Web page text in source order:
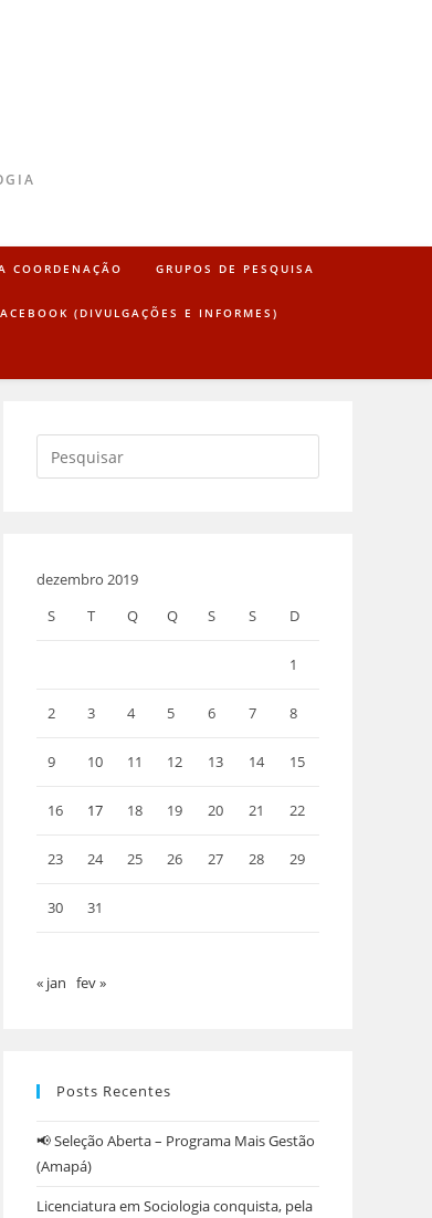
COORDENAÇÃO GRUPOS DE PESQUISA
(DIVULGAÇÕES E INFORMES)
dezembro 2019
S
T Q Q S S D
1
2 3 4 5 6 7 8
9 10 11 12 13 14 15
16 17 18 19 20 21 22
23 24 25 26 27 28 29
30 31
« jan fev »
Posts Recentes
📢 Seleção Aberta – Programa Mais Gestão
(Amapá)
Licenciatura em Sociologia conquista, pela